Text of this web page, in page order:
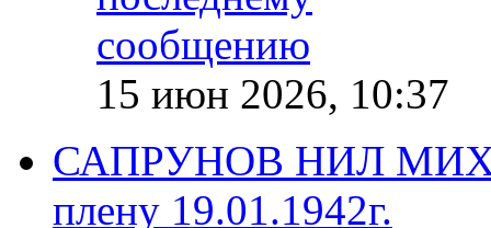
15 июн 2026, 10:37
САПРУНОВ НИЛ
плену 19.01.1942г.